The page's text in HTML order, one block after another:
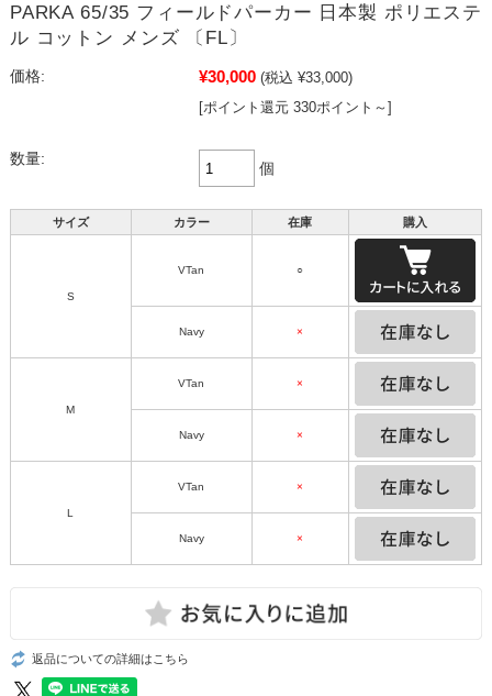
PARKA 65/35 フィールドパーカー 日本製 ポリエステ
ル コットン メンズ 〔FL〕
価格: ¥30,000 (税込 ¥33,000)
[ポイント還元 330ポイント～]
数量:
個
サイズ カラー 在庫 購入
S
VTan ○
Navy ×
M
VTan ×
Navy ×
L
VTan ×
Navy ×
返品についての詳細はこちら